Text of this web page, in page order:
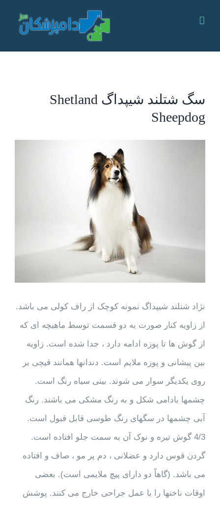
سگ شتلند شیپداگ Shetland
Sheepdog
نژاد شتلند شیپداگ نمونه کوچک از راف کولی می باشد.
از زاویه کنار صورت به دو قسمت توسط ماهیچه ای که
از گوش ها تا پوزه ادامه دارد ، جدا شده است. زاویه
بین پیشانی و پوزه ملایم است. دندانها همانند قیچی بر
روی یکدیگر سوار می شوند. بینی سیاه رنگ است.
چشمها بادامی شکل و به رنگ مشکی می باشند. رنگ
آبی چشمها در سگهای رنگ طوسی قابل قبول است.
4/3 گوش تیره و نوک آن به سمت جلو افتاده است.
گردن قوس دارد و عضلانی ، دم پر مو ، صاف و افتاده
می باشد. (گاهاً دو دارای پیچ ملایمی است). بعضی
اوقات ناخنها را با عمل جراحی خارج می کنند. پوشش